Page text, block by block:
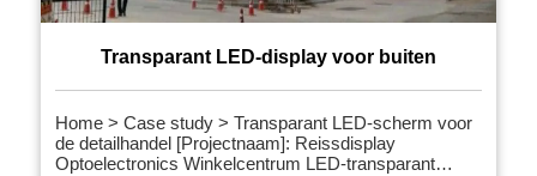
Transparant LED-display voor buiten
Home > Case study > Transparant LED-scherm voor
de detailhandel [Projectnaam]: Reissdisplay
Optoelectronics Winkelcentrum LED-transparant